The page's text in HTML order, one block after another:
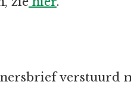
verstuurd